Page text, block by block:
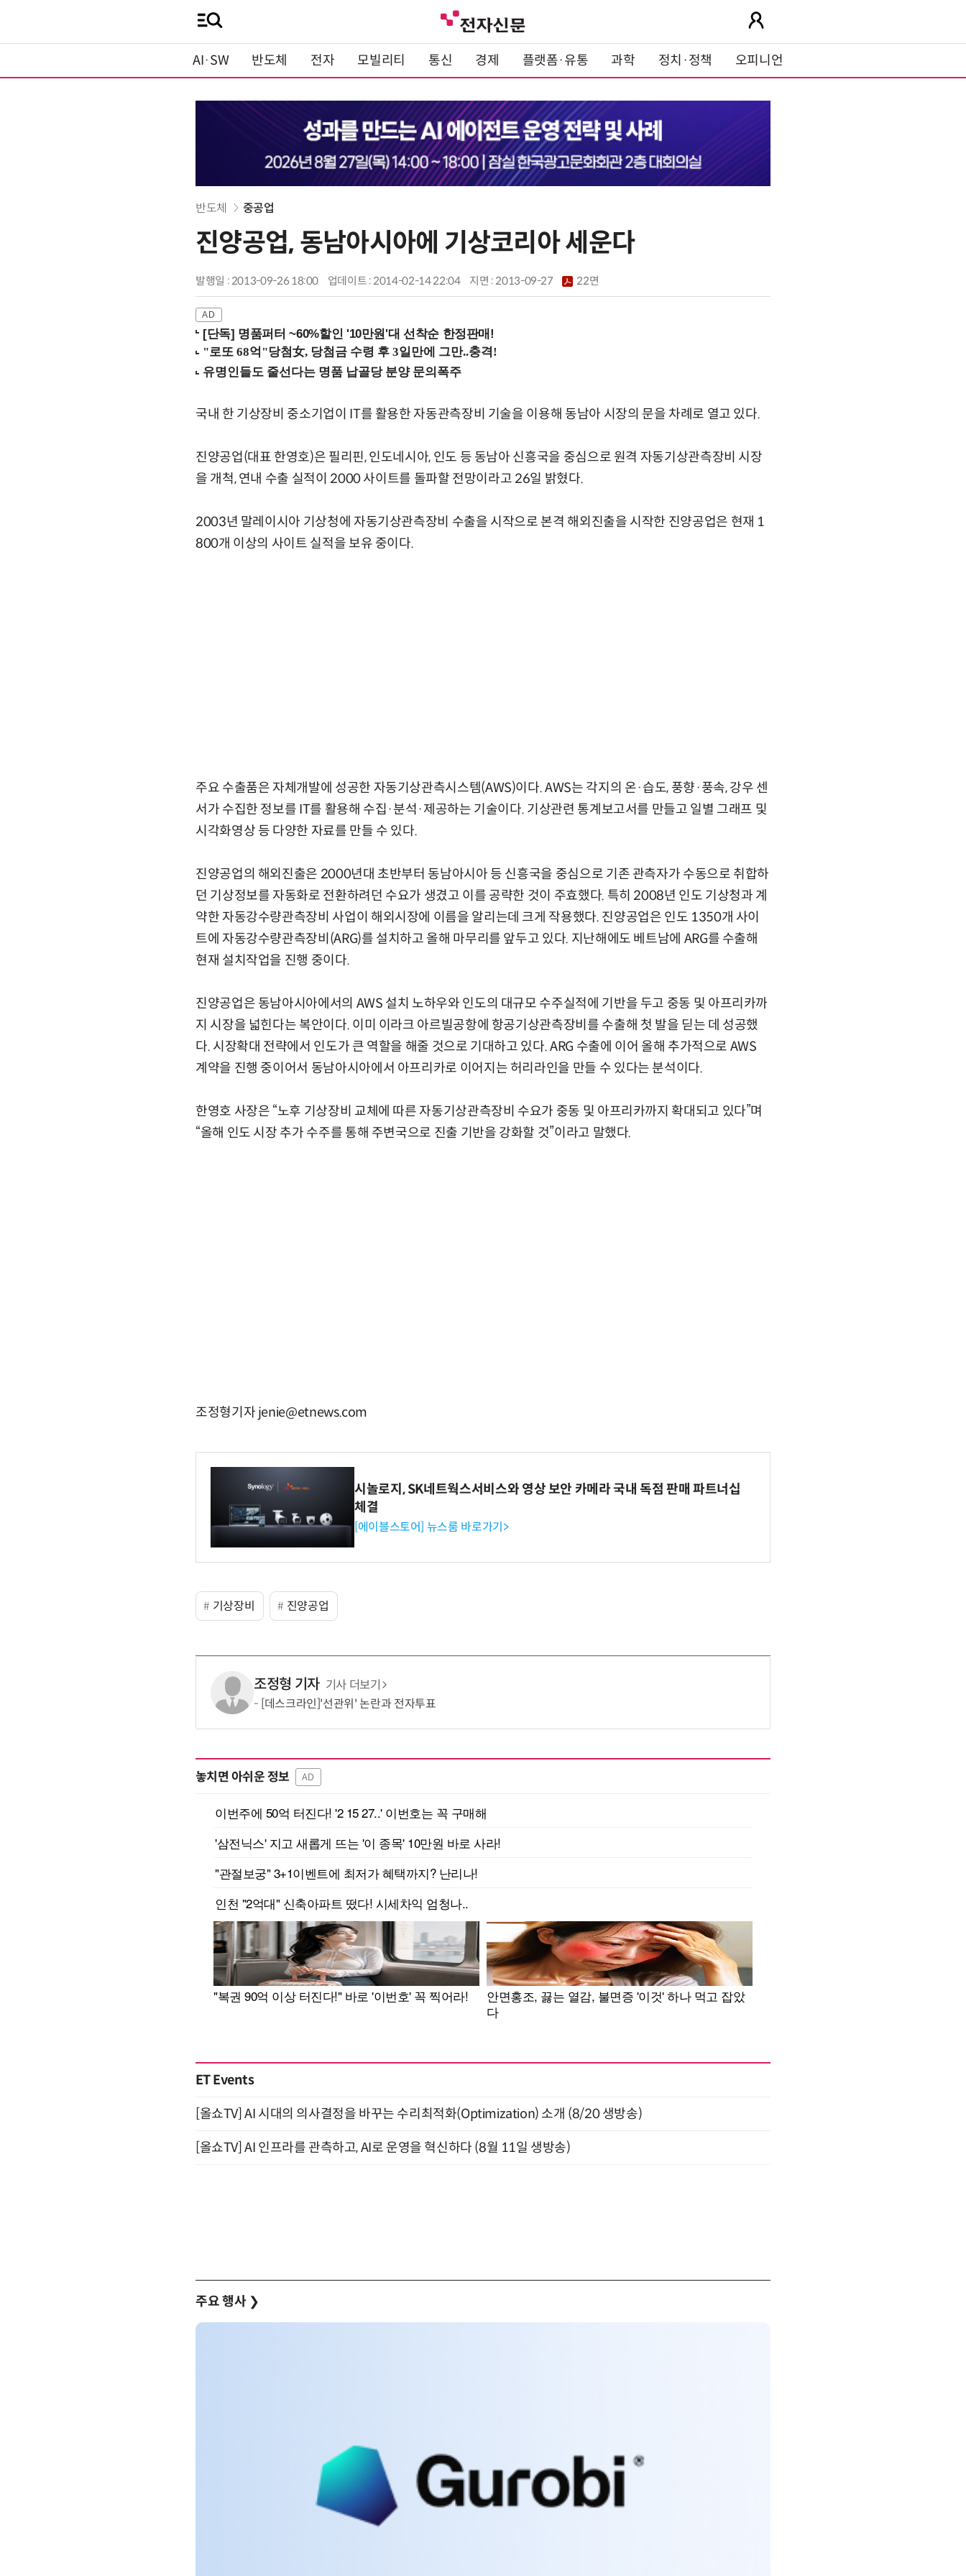
AI·SW 반도체 전자 모빌리티 통신 경제 플랫폼·유통 과학 정치·정책 오피니언
반도체 중공업
진양공업, 동남아시아에 기상코리아 세운다
발행일 : 2013-09-26 18:00 업데이트 : 2014-02-14 22:04 지면 :2013-09-27 22면
[단독] 명품퍼터 ~60%할인 '10만원'대 선착순 한정판매!
국내 한 기상장비 중소기업이 IT를 활용한 자동관측장비 기술을 이용해 동남아 시장의 문을 차례로 열고 있다.
진양공업(대표 한영호)은 필리핀, 인도네시아, 인도 등 동남아 신흥국을 중심으로 원격 자동기상관측장비 시장
을 개척, 연내 수출 실적이 2000 사이트를 돌파할 전망이라고 26일 밝혔다.
2003년 말레이시아 기상청에 자동기상관측장비 수출을 시작으로 본격 해외진출을 시작한 진양공업은 현재 1
800개 이상의 사이트 실적을 보유 중이다.
주요 수출품은 자체개발에 성공한 자동기상관측시스템(AWS)이다. AWS는 각지의 온·습도, 풍향·풍속, 강우 센
서가 수집한 정보를 IT를 활용해 수집·분석·제공하는 기술이다. 기상관련 통계보고서를 만들고 일별 그래프 및
시각화영상 등 다양한 자료를 만들 수 있다.
진양공업의 해외진출은 2000년대 초반부터 동남아시아 등 신흥국을 중심으로 기존 관측자가 수동으로 취합하
던 기상정보를 자동화로 전환하려던 수요가 생겼고 이를 공략한 것이 주효했다. 특히 2008년 인도 기상청과 계
약한 자동강수량관측장비 사업이 해외시장에 이름을 알리는데 크게 작용했다. 진양공업은 인도 1350개 사이
트에 자동강수량관측장비(ARG)를 설치하고 올해 마무리를 앞두고 있다. 지난해에도 베트남에 ARG를 수출해
현재 설치작업을 진행 중이다.
진양공업은 동남아시아에서의 AWS 설치 노하우와 인도의 대규모 수주실적에 기반을 두고 중동 및 아프리카까
지 시장을 넓힌다는 복안이다. 이미 이라크 아르빌공항에 항공기상관측장비를 수출해 첫 발을 딛는 데 성공했
다. 시장확대 전략에서 인도가 큰 역할을 해줄 것으로 기대하고 있다. ARG 수출에 이어 올해 추가적으로 AWS
계약을 진행 중이어서 동남아시아에서 아프리카로 이어지는 허리라인을 만들 수 있다는 분석이다.
한영호 사장은 “노후 기상장비 교체에 따른 자동기상관측장비 수요가 중동 및 아프리카까지 확대되고 있다”며
“올해 인도 시장 추가 수주를 통해 주변국으로 진출 기반을 강화할 것”이라고 말했다.
조정형기자 jenie@etnews.com
시놀로지, SK네트웍스서비스와 영상 보안 카메라 국내 독점 판매 파트너십
체결
[에이블스토어] 뉴스룸 바로가기>
기상장비 진양공업
조정형 기자 기사 더보기
[데스크라인]'선관위' 논란과 전자투표
놓치면 아쉬운 정보 AD
ET Events
[올쇼TV] AI 시대의 의사결정을 바꾸는 수리최적화(Optimization) 소개 (8/20 생방송)
[올쇼TV] AI 인프라를 관측하고, AI로 운영을 혁신하다 (8월 11일 생방송)
주요 행사 ❯